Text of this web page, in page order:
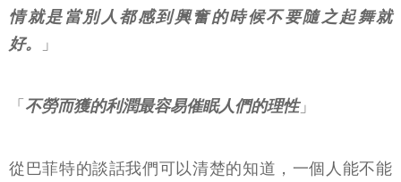
情就是當別人都感到興奮的時候不要隨之起舞就
好。
」
「 不勞而獲的利潤最容易催眠人們的理性」
從巴菲特的談話我們可以清楚的知道，一個人能不能